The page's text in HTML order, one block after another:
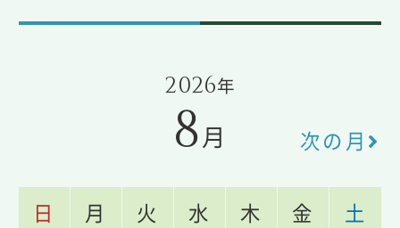
2026年
8月 次の月
日 月 火 水 木 金 土